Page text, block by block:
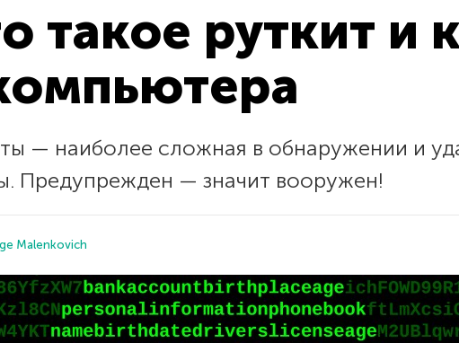
такое руткит и
— наиболее сложная в обнаружении и
Предупрежден — значит вооружен!
Malenkovich